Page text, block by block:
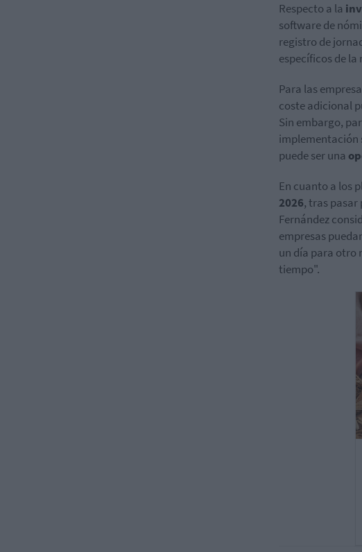
Respecto a la
software de
registro de
específicos de
Para las
coste adicional
Sin embargo,
implementación
puede ser una
En cuanto a los
2026, tras pasar
Fernández
empresas
un día para otro
tiempo".